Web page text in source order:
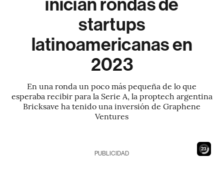
inician rondas de
startups
latinoamericanas en
2023
En una ronda un poco más pequeña de lo que
esperaba recibir para la Serie A, la proptech argentina
Bricksave ha tenido una inversión de Graphene
Ventures
22
PUBLICIDAD